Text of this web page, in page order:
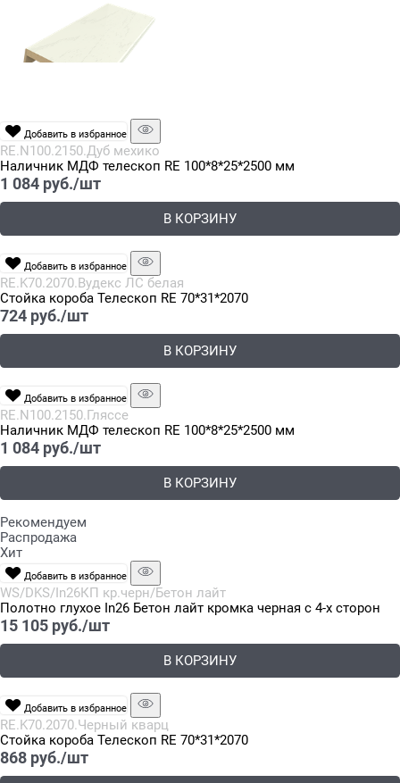
Добавить в избранное
RE.N100.2150.Дуб мехико
Наличник МДФ телескоп RE 100*8*25*2500 мм
1 084 руб./шт
В КОРЗИНУ
Добавить в избранное
RE.K70.2070.Вудекс ЛС белая
Стойка короба Телескоп RE 70*31*2070
724 руб./шт
В КОРЗИНУ
Добавить в избранное
RE.N100.2150.Гляссе
Наличник МДФ телескоп RE 100*8*25*2500 мм
1 084 руб./шт
В КОРЗИНУ
Рекомендуем
Распродажа
Хит
Добавить в избранное
WS/DKS/In26КП кр.черн/Бетон лайт
Полотно глухое In26 Бетон лайт кромка черная с 4-х сторон
15 105 руб./шт
В КОРЗИНУ
Добавить в избранное
RE.K70.2070.Черный кварц
Стойка короба Телескоп RE 70*31*2070
868 руб./шт